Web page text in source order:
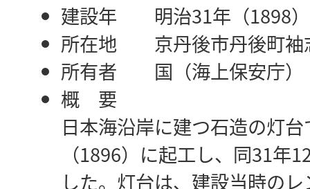
建設年 明治31
所在地 京丹後市丹後町袖
所有者 国（海上保安庁）
概 要
日本海沿岸に建つ石造の灯
（1896）に起工し、同31年
した。灯台は、建設当時の